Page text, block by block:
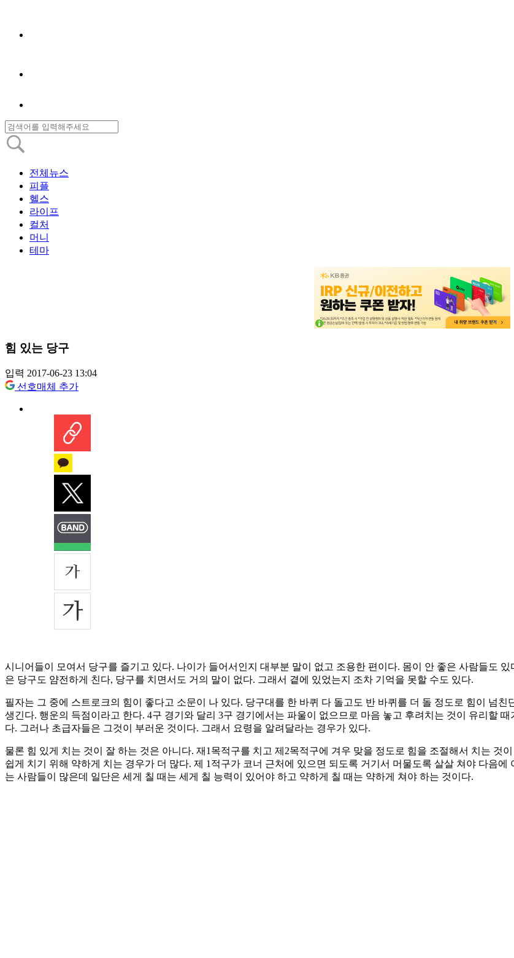
전체뉴스
피플
헬스
라이프
컬처
머니
테마
힘 있는 당구
입력 2017-06-23 13:04
선호매체 추가
시니어들이 모여서 당구를 즐기고 있다. 나이가 들어서인지 대부분 말이 없고 조용한 편이다. 몸이 안 좋은 사람들도
은 당구도 얌전하게 친다, 당구를 치면서도 거의 말이 없다. 그래서 곁에 있었는지 조차 기억을 못할 수도 있다.
필자는 그 중에 스트로크의 힘이 좋다고 소문이 나 있다. 당구대를 한 바퀴 다 돌고도 반 바퀴를 더 돌 정도로 힘이 넘
생긴다. 행운의 득점이라고 한다. 4구 경기와 달리 3구 경기에서는 파울이 없으므로 마음 놓고 후려치는 것이 유리할
다. 그러나 초급자들은 그것이 부러운 것이다. 그래서 요령을 알려달라는 경우가 있다.
물론 힘 있게 치는 것이 잘 하는 것은 아니다. 재1목적구를 치고 제2목적구에 겨우 맞을 정도로 힘을 조절해서 치는 것
쉽게 치기 위해 약하게 치는 경우가 더 많다. 제 1적구가 코너 근처에 있으면 되도록 거기서 머물도록 살살 쳐야 다음
는 사람들이 많은데 일단은 세게 칠 때는 세게 칠 능력이 있어야 하고 약하게 칠 때는 약하게 쳐야 하는 것이다.